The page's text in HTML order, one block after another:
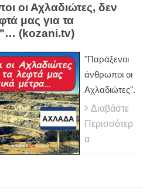
οι Αχλαδιώτες, δεν
μας για τα
(kozani.tv)
"Παράξενοι
άνθρωποι οι
Αχλαδιώτες".
Διαβάστε
Περισσότερ
α